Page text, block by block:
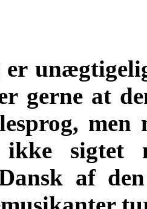
er
gerne at
sigtet
af